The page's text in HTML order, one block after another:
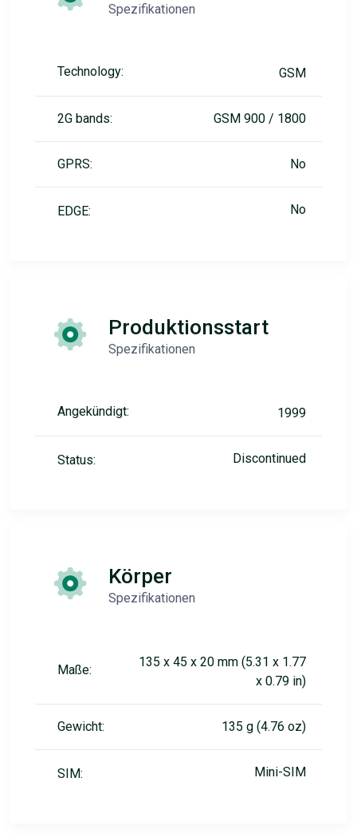
Spezifikationen
Technology: GSM
2G bands: GSM 900 / 1800
GPRS: No
EDGE: No
Produktionsstart
Spezifikationen
Angekündigt: 1999
Status: Discontinued
Körper
Spezifikationen
Maße:
135 x 45 x 20 mm (5.31 x 1.77
x 0.79 in)
Gewicht: 135 g (4.76 oz)
SIM: Mini-SIM